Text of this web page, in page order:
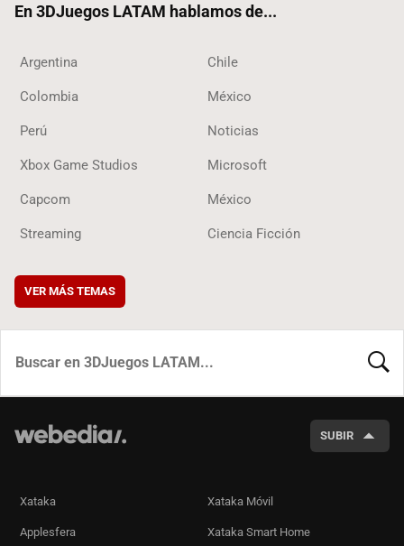
En 3DJuegos LATAM hablamos de...
Argentina Chile
Colombia México
Perú Noticias
Xbox Game Studios Microsoft
Capcom México
Streaming Ciencia Ficción
VER MÁS TEMAS
SUBIR
Xataka Xataka Móvil
Applesfera Xataka Smart Home